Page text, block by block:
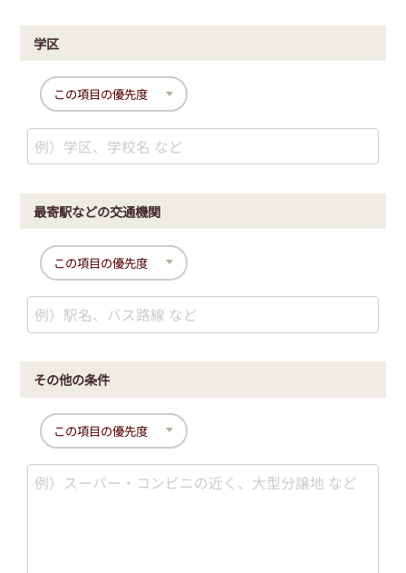
学区
最寄駅などの交通機関
その他の条件